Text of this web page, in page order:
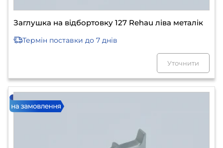
Заглушка на відбортовку 127 Rehau ліва металік
Термін поставки до 7 днів
Уточнити